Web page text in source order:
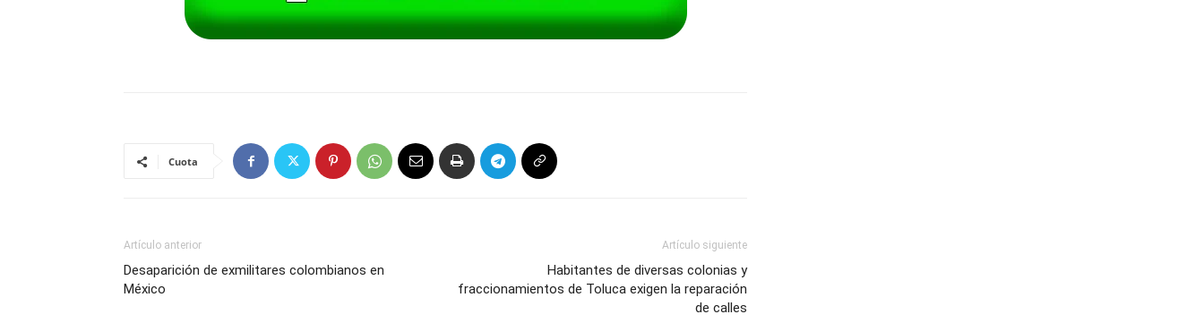
Cuota
Artículo anterior
Desaparición de exmilitares colombianos en
México
Artículo siguiente
Habitantes de diversas colonias y
fraccionamientos de Toluca exigen la reparación
de calles